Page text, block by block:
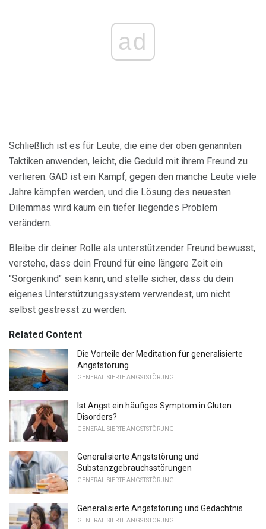
ad
Schließlich ist es für Leute, die eine der oben genannten
Taktiken anwenden, leicht, die Geduld mit ihrem Freund zu
verlieren. GAD ist ein Kampf, gegen den manche Leute viele
Jahre kämpfen werden, und die Lösung des neuesten
Dilemmas wird kaum ein tiefer liegendes Problem
verändern.
Bleibe dir deiner Rolle als unterstützender Freund bewusst,
verstehe, dass dein Freund für eine längere Zeit ein
"Sorgenkind" sein kann, und stelle sicher, dass du dein
eigenes Unterstützungssystem verwendest, um nicht
selbst gestresst zu werden.
Related Content
Die Vorteile der Meditation für generalisierte
Angststörung
GENERALISIERTE ANGSTSTÖRUNG
Ist Angst ein häufiges Symptom in Gluten
Disorders?
GENERALISIERTE ANGSTSTÖRUNG
Generalisierte Angststörung und
Substanzgebrauchsstörungen
GENERALISIERTE ANGSTSTÖRUNG
Generalisierte Angststörung und Gedächtnis
GENERALISIERTE ANGSTSTÖRUNG